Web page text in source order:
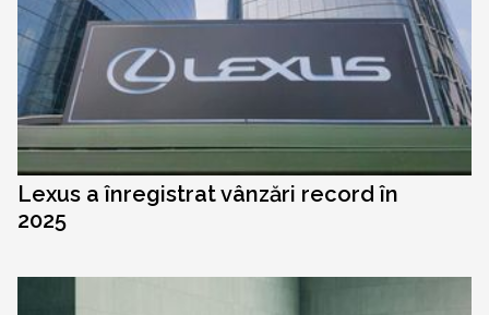
Lexus a înregistrat vânzări record în
2025